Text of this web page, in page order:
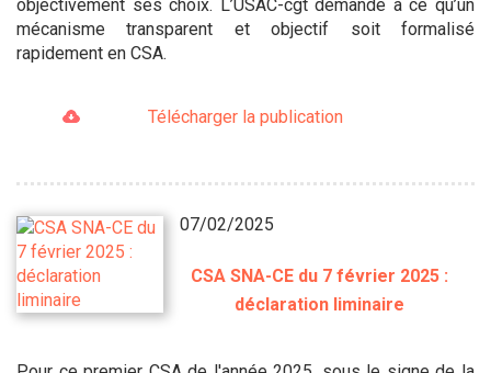
objectivement ses choix. L’USAC-cgt demande à ce qu’un
mécanisme transparent et objectif soit formalisé
rapidement en CSA.
Télécharger la publication
07/02/2025
CSA SNA-CE du 7 février 2025 :
déclaration liminaire